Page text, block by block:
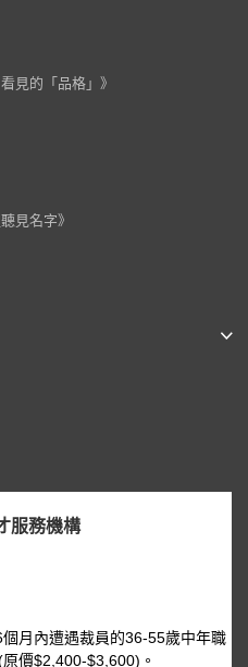
見的「品格」》
見名字》
服務機構
月內遭遇裁員的36-55歲中年職
價$2,400-$3,600)。